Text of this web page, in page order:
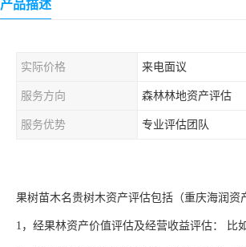
产品描述
实际价格 来电面议
服务方向 森林林地资产评估
服务优势 专业评估团队
果树苗木名贵树木资产评估包括（重庆海润资
1，经果林资产价值评估及经营收益评估： 比